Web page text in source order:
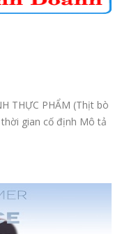
THỰC PHẨM (Thịt bò
gian cố định Mô tả